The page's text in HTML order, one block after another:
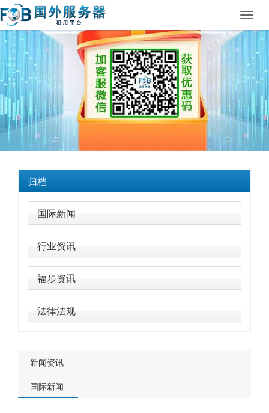
归档
国际新闻
行业资讯
福步资讯
法律法规
新闻资讯
国际新闻